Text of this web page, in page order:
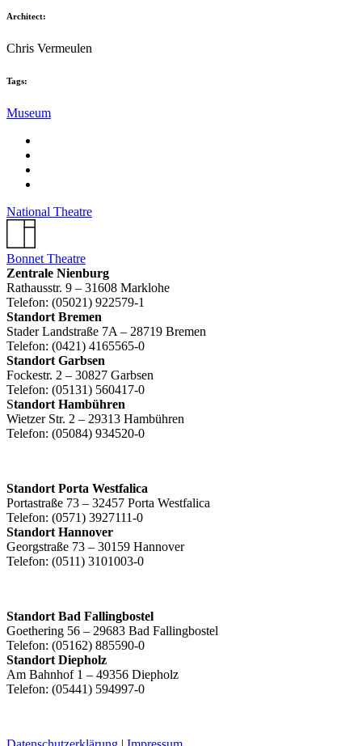
Architect:
Chris Vermeulen
Tags:
Museum
National Theatre
Bonnet Theatre
Zentrale Nienburg
Rathausstr. 9 – 31608 Marklohe
Telefon: (05021) 922579-1
Standort Bremen
Stader Landstraße 7A – 28719 Bremen
Telefon: (0421) 4165565-0
Standort Garbsen
Fockestr. 2 – 30827 Garbsen
Telefon: (05131) 560417-0
Standort Hambühren
Wietzer Str. 2 – 29313 Hambühren
Telefon: (05084) 934520-0
Standort Porta Westfalica
Portastraße 73 – 32457 Porta Westfalica
Telefon: (0571) 3927111-0
Standort Hannover
Georgstraße 73 – 30159 Hannover
Telefon: (0511) 3101003-0
Standort Bad Fallingbostel
Goethering 56 – 29683 Bad Fallingbostel
Telefon: (05162) 885590-0
Standort Diepholz
Am Bahnhof 1 – 49356 Diepholz
Telefon: (05441) 594997-0